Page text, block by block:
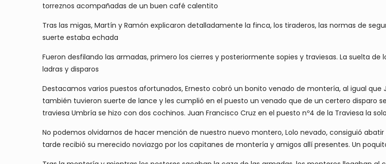
torreznos acompañadas de un buen café calentito
Tras las migas, Martín y Ramón explicaron detalladamente la finca, los tiraderos, las normas de
suerte estaba echada
Fueron desfilando las armadas, primero los cierres y posteriormente sopies y traviesas. La suelta
ladras y disparos
Destacamos varios puestos afortunados, Ernesto cobró un bonito venado de montería, al igual que
también tuvieron suerte de lance y les cumplió en el puesto un venado que de un certero disparo
traviesa Umbría se hizo con dos cochinos. Juan Francisco Cruz en el puesto nº4 de la Traviesa la
No podemos olvidarnos de hacer mención de nuestro nuevo montero, Lolo nevado, consiguió
tarde recibió su merecido noviazgo por los capitanes de montería y amigos allí presentes. Un